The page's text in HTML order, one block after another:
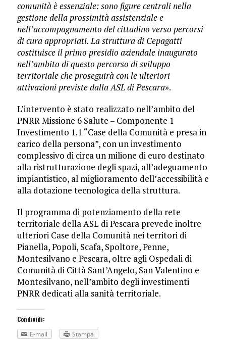
comunità è essenziale: sono figure centrali nella
gestione della prossimità assistenziale e
nell’accompagnamento del cittadino verso percorsi
di cura appropriati. La struttura di Cepagatti
costituisce il primo presidio aziendale inaugurato
nell’ambito di questo percorso di sviluppo
territoriale che proseguirà con le ulteriori
attivazioni previste dalla ASL di Pescara».
L’intervento è stato realizzato nell’ambito del
PNRR Missione 6 Salute – Componente 1
Investimento 1.1 “Case della Comunità e presa in
carico della persona”, con un investimento
complessivo di circa un milione di euro destinato
alla ristrutturazione degli spazi, all’adeguamento
impiantistico, al miglioramento dell’accessibilità e
alla dotazione tecnologica della struttura.
Il programma di potenziamento della rete
territoriale della ASL di Pescara prevede inoltre
ulteriori Case della Comunità nei territori di
Pianella, Popoli, Scafa, Spoltore, Penne,
Montesilvano e Pescara, oltre agli Ospedali di
Comunità di Città Sant’Angelo, San Valentino e
Montesilvano, nell’ambito degli investimenti
PNRR dedicati alla sanità territoriale.
Condividi:
E-mail
Stampa